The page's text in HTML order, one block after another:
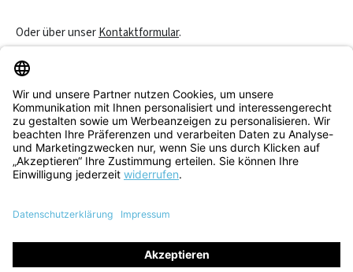
Oder über unserKontaktformular.
Service & Beratung
Informationen